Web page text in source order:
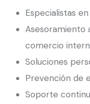
Especialistas
Asesoramiento
comercio
Soluciones
Prevención de
Soporte